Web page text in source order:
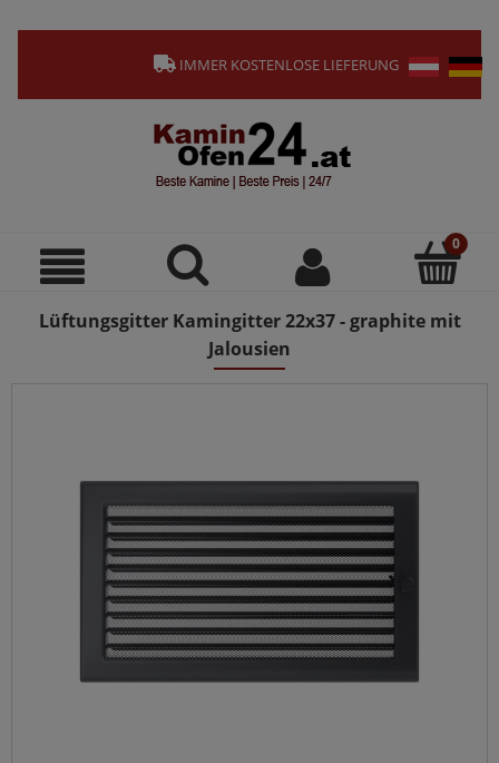
IMMER KOSTENLOSE LIEFERUNG
Lüftungsgitter Kamingitter 22x37 - graphite mit
Jalousien